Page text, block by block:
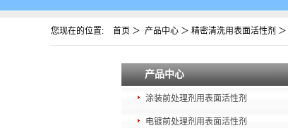
您现在的位置: 首页 ＞ 产品中心 ＞ 精密清洗用表面活性剂 ＞
产品中心
涂装前处理剂用表面活性剂
电镀前处理剂用表面活性剂